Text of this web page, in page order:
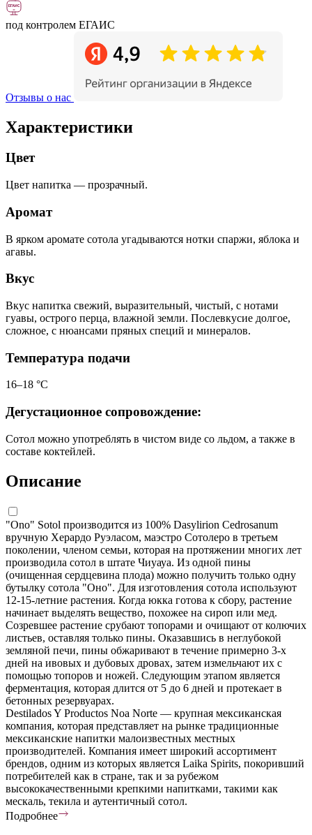
под контролем ЕГАИС
Отзывы о нас
Характеристики
Цвет
Цвет напитка — прозрачный.
Аромат
В ярком аромате сотола угадываются нотки спаржи, яблока и
агавы.
Вкус
Вкус напитка свежий, выразительный, чистый, с нотами
гуавы, острого перца, влажной земли. Послевкусие долгое,
сложное, с нюансами пряных специй и минералов.
Температура подачи
16–18 °С
Дегустационное сопровождение:
Сотол можно употреблять в чистом виде со льдом, а также в
составе коктейлей.
Описание
"Ono" Sotol производится из 100% Dasylirion Cedrosanum
вручную Херардо Руэласом, маэстро Сотолеро в третьем
поколении, членом семьи, которая на протяжении многих лет
производила сотол в штате Чиуауа. Из одной пины
(очищенная сердцевина плода) можно получить только одну
бутылку сотола "Оно". Для изготовления сотола используют
12-15-летние растения. Когда юкка готова к сбору, растение
начинает выделять вещество, похожее на сироп или мед.
Созревшее растение срубают топорами и очищают от колючих
листьев, оставляя только пины. Оказавшись в неглубокой
земляной печи, пины обжаривают в течение примерно 3-х
дней на ивовых и дубовых дровах, затем измельчают их с
помощью топоров и ножей. Следующим этапом является
ферментация, которая длится от 5 до 6 дней и протекает в
бетонных резервуарах.
Destilados Y Productos Noa Norte — крупная мексиканская
компания, которая представляет на рынке традиционные
мексиканские напитки малоизвестных местных
производителей. Компания имеет широкий ассортимент
брендов, одним из которых является Laika Spirits, покоривший
потребителей как в стране, так и за рубежом
высококачественными крепкими напитками, такими как
мескаль, текила и аутентичный сотол.
Подробнее